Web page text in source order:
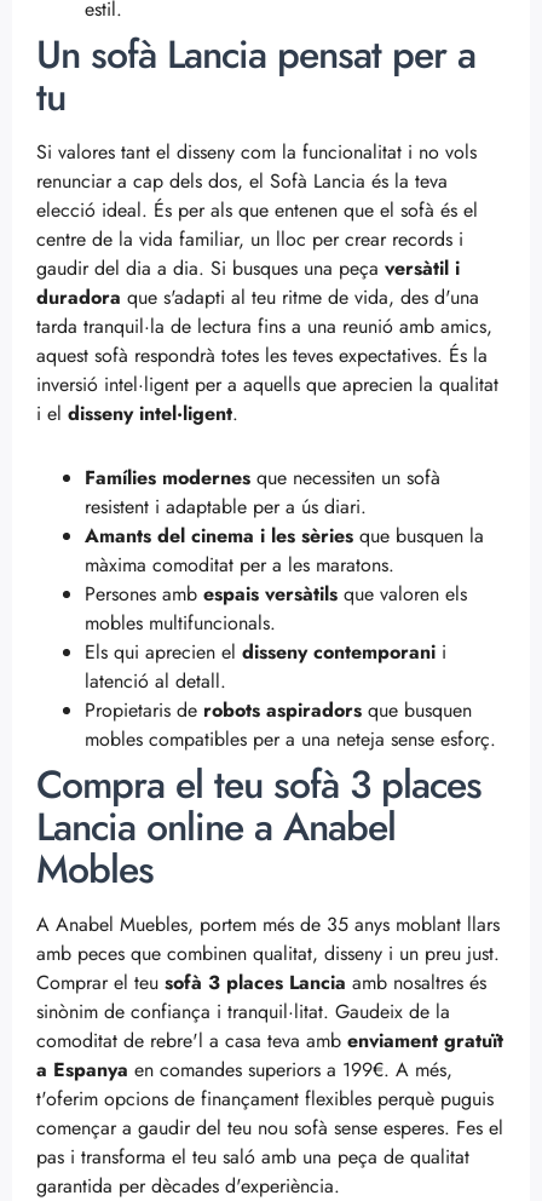
estil.
Un sofà Lancia pensat per a
tu
Si valores tant el disseny com la funcionalitat i no vols
renunciar a cap dels dos, el Sofà Lancia és la teva
elecció ideal. És per als que entenen que el sofà és el
centre de la vida familiar, un lloc per crear records i
gaudir del dia a dia. Si busques una peça versàtil i
duradora que s'adapti al teu ritme de vida, des d'una
tarda tranquil·la de lectura fins a una reunió amb amics,
aquest sofà respondrà totes les teves expectatives. És la
inversió intel·ligent per a aquells que aprecien la qualitat
i el disseny intel·ligent.
Famílies modernes que necessiten un sofà
resistent i adaptable per a ús diari.
Amants del cinema i les sèries que busquen la
màxima comoditat per a les maratons.
Persones amb espais versàtils que valoren els
mobles multifuncionals.
Els qui aprecien el disseny contemporani i
latenció al detall.
Propietaris de robots aspiradors que busquen
mobles compatibles per a una neteja sense esforç.
Compra el teu sofà 3 places
Lancia online a Anabel
Mobles
A Anabel Muebles, portem més de 35 anys moblant llars
amb peces que combinen qualitat, disseny i un preu just.
Comprar el teu sofà 3 places Lancia amb nosaltres és
sinònim de confiança i tranquil·litat. Gaudeix de la
comoditat de rebre'l a casa teva amb enviament gratuït
a Espanya en comandes superiors a 199€. A més,
t'oferim opcions de finançament flexibles perquè puguis
començar a gaudir del teu nou sofà sense esperes. Fes el
pas i transforma el teu saló amb una peça de qualitat
garantida per dècades d'experiència.